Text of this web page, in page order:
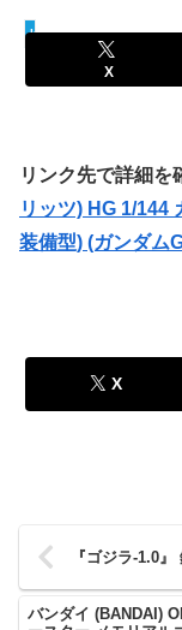
keepaトラッキング
X
リンク先で詳細を
リッツ) HG 1/144
装備型) (ガンダム
X
『ゴジラ-1.0
バンダイ (BANDAI)